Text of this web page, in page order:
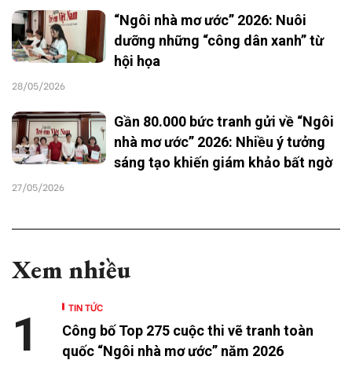
“Ngôi nhà mơ ước” 2026: Nuôi
dưỡng những “công dân xanh” từ
hội họa
28/05/2026
Gần 80.000 bức tranh gửi về “Ngôi
nhà mơ ước” 2026: Nhiều ý tưởng
sáng tạo khiến giám khảo bất ngờ
27/05/2026
Xem nhiều
TIN TỨC
Công bố Top 275 cuộc thi vẽ tranh toàn
quốc “Ngôi nhà mơ ước” năm 2026
1